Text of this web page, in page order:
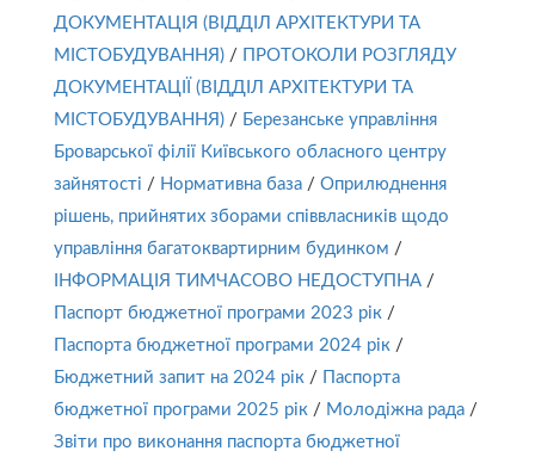
ДОКУМЕНТАЦІЯ (ВІДДІЛ АРХІТЕКТУРИ ТА
МІСТОБУДУВАННЯ) /
ПРОТОКОЛИ РОЗГЛЯДУ
ДОКУМЕНТАЦІЇ (ВІДДІЛ АРХІТЕКТУРИ ТА
МІСТОБУДУВАННЯ) / Березанське управління
Броварської філії Київського обласного центру
зайнятості / Нормативна база / Оприлюднення
рішень, прийнятих зборами співвласників щодо
управління багатоквартирним будинком /
ІНФОРМАЦІЯ ТИМЧАСОВО НЕДОСТУПНА /
Паспорт бюджетної програми 2023 рік /
Паспорта бюджетної програми 2024 рік /
Бюджетний запит на 2024 рік /
Паспорта
бюджетної програми 2025 рік / Молодіжна рада /
Звіти про виконання паспорта бюджетної